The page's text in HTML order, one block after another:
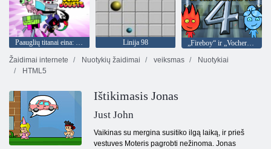
Paauglių titanai eina: šokinė Linija 98
„Fireboy“ ir „Vochergirl 4“: „Crystal Temple“
Žaidimai internete
Nuotykių žaidimai veiksmas
Nuotykiai
HTML5
Ištikimasis Jonas
Just John
Vaikinas su mergina susitiko ilgą laiką, ir prieš
vestuves Moteris pagrobti nežinoma. Jonas